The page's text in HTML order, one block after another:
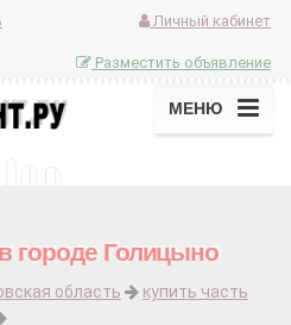
Личный кабинет
Разместить объявление
МЕНЮ
городе Голицыно
область
купить часть